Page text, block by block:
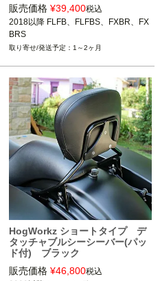
販売価格 ¥39,400税込
2018以降 FLFB、FLFBS、FXBR、FX
BRS
1～2ヶ月
HogWorkz ショートタイプ デ
タッチャブルシーシーバー(パッ
ド付) ブラック
販売価格 ¥46,800税込